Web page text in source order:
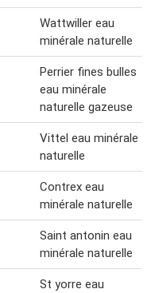
Wattwiller eau
minérale naturelle
Perrier fines bulles
eau minérale
naturelle gazeuse
Vittel eau minérale
naturelle
Contrex eau
minérale naturelle
Saint antonin eau
minérale naturelle
St yorre eau